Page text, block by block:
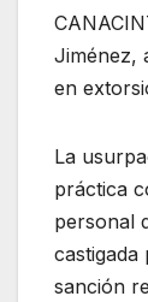
Jiménez,
en
La
práctica
personal
castigada
sanción